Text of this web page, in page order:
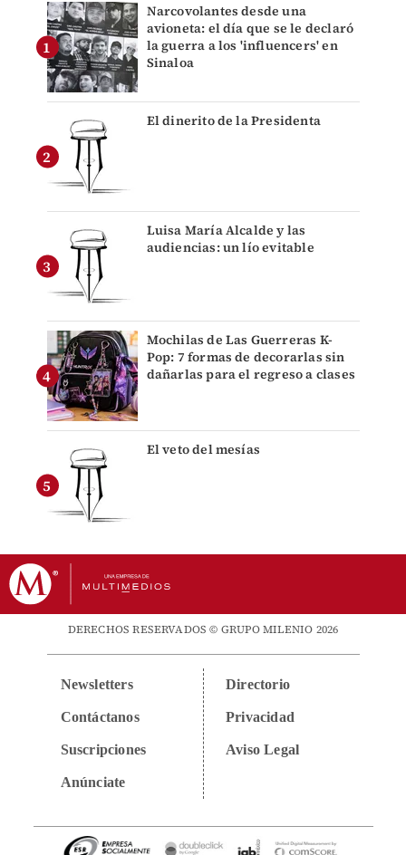
Narcovolantes desde una
avioneta: el día que se le declaró
la guerra a los 'influencers' en
Sinaloa
El dinerito de la Presidenta
Luisa María Alcalde y las
audiencias: un lío evitable
Mochilas de Las Guerreras K-
Pop: 7 formas de decorarlas sin
dañarlas para el regreso a clases
El veto del mesías
DERECHOS RESERVADOS © GRUPO MILENIO 2026
Newsletters
Contáctanos
Suscripciones
Anúnciate
Directorio
Privacidad
Aviso Legal